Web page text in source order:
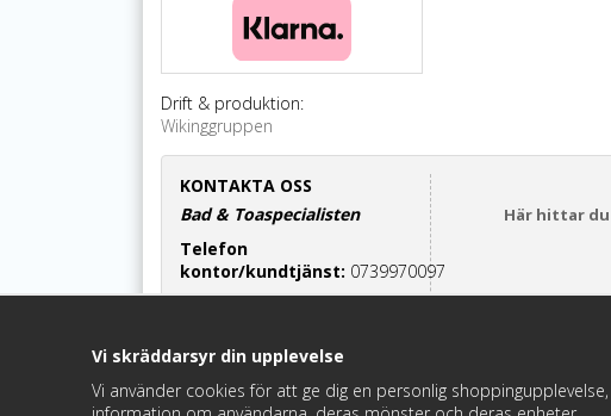
Drift & produktion:
Wikinggruppen
KONTAKTA OSS
Bad & Toaspecialisten
Telefon
kontor/kundtjänst: 0739970097
Maila oss:
info@badochtoaspecialisten.se
Här hittar
Vi skräddarsyr din upplevelse
Vi använder cookies för att ge dig en personlig